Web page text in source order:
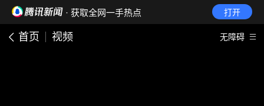
· 获取全网一手热点 打开
首页 视频 无障碍